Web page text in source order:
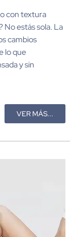
con textura
No estás sola. La
cambios
lo que
y sin
VER MÁS...